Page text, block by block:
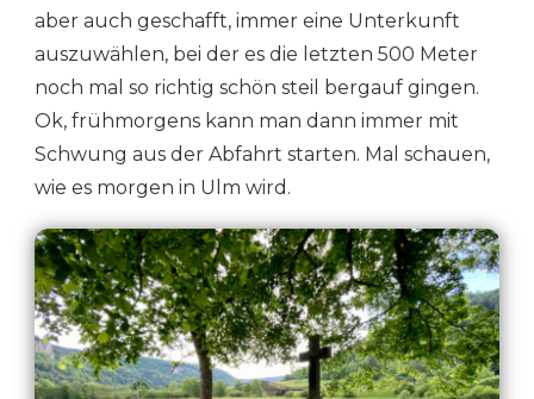
aber auch geschafft, immer eine Unterkunft
auszuwählen, bei der es die letzten 500 Meter
noch mal so richtig schön steil bergauf gingen.
Ok, frühmorgens kann man dann immer mit
Schwung aus der Abfahrt starten. Mal schauen,
wie es morgen in Ulm wird.